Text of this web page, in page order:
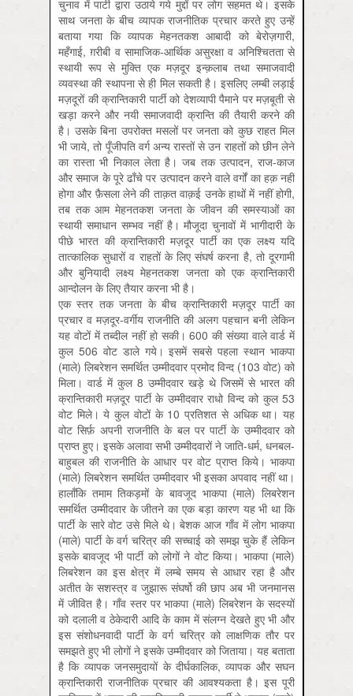
चुनाव में पार्टी द्वारा उठाये गये मुद्दों पर लोग सहमत थे। इसके
साथ जनता के बीच व्यापक राजनीतिक प्रचार करते हुए उन्हें
बताया गया कि व्यापक मेहनतकश आबादी को बेरोज़गारी,
महँगाई, ग़रीबी व सामाजिक-आर्थिक असुरक्षा व अनिश्चितता से
स्थायी रूप से मुक्ति एक मज़दूर इन्क़लाब तथा समाजवादी
व्यवस्था की स्थापना से ही मिल सकती है। इसलिए लम्बी लड़ाई
मज़दूरों की क्रान्तिकारी पार्टी को देशव्यापी पैमाने पर मज़बूती से
खड़ा करने और नयी समाजवादी क्रान्ति की तैयारी करने की
है। उसके बिना उपरोक्त मसलों पर जनता को कुछ राहत मिल
भी जाये, तो पूँजीपति वर्ग अन्य रास्तों से उन राहतों को छीन लेने
का रास्ता भी निकाल लेता है। जब तक उत्पादन, राज-काज
और समाज के पूरे ढाँचे पर उत्पादन करने वाले वर्गों का हक़ नहीं
होगा और फ़ैसला लेने की ताक़त वाक़ई उनके हाथों में नहीं होगी,
तब तक आम मेहनतकश जनता के जीवन की समस्याओं का
स्थायी समाधान सम्भव नहीं है। मौजूदा चुनावों में भागीदारी के
पीछे भारत की क्रान्तिकारी मज़दूर पार्टी का एक लक्ष्य यदि
तात्कालिक सुधारों व राहतों के लिए संघर्ष करना है, तो दूरगामी
और बुनियादी लक्ष्य मेहनतकश जनता को एक क्रान्तिकारी
आन्दोलन के लिए तैयार करना भी है।
एक स्तर तक जनता के बीच क्रान्तिकारी मज़दूर पार्टी का
प्रचार व मज़दूर-वर्गीय राजनीति की अलग पहचान बनी लेकिन
यह वोटों में तब्दील नहीं हो सकी। 600 की संख्या वाले वार्ड में
कुल 506 वोट डाले गये। इसमें सबसे पहला स्थान भाकपा
(माले) लिबरेशन समर्थित उम्मीदवार प्रमोद विन्द (103 वोट) को
मिला। वार्ड में कुल 8 उम्मीदवार खड़े थे जिसमें से भारत की
क्रान्तिकारी मज़दूर पार्टी के उम्मीदवार राधो विन्द को कुल 53
वोट मिले। ये कुल वोटों के 10 प्रतिशत से अधिक था। यह
वोट सिर्फ़ अपनी राजनीति के बल पर पार्टी के उम्मीदवार को
प्राप्त हुए। इसके अलावा सभी उम्मीदवारों ने जाति-धर्म, धनबल-
बाहुबल की राजनीति के आधार पर वोट प्राप्त किये। भाकपा
(माले) लिबरेशन समर्थित उम्मीदवार भी इसका अपवाद नहीं था।
हालाँकि तमाम तिकड़मों के बावजूद भाकपा (माले) लिबरेशन
समर्थित उम्मीदवार के जीतने का एक बड़ा कारण यह भी था कि
पार्टी के सारे वोट उसे मिले थे। बेशक आज गाँव में लोग भाकपा
(माले) पार्टी के वर्ग चरित्र की सच्चाई को समझ चुके हैं लेकिन
इसके बावजूद भी पार्टी को लोगों ने वोट किया। भाकपा (माले)
लिबरेशन का इस क्षेत्र में लम्बे समय से आधार रहा है और
अतीत के सशस्त्र व जुझारू संघर्षो की छाप अब भी जनमानस
में जीवित है। गाँव स्तर पर भाकपा (माले) लिबरेशन के सदस्यों
को दलाली व ठेकेदारी आदि के काम में संलग्न देखते हुए भी और
इस संशोधनवादी पार्टी के वर्ग चरित्र को लाक्षणिक तौर पर
समझते हुए भी लोगों ने इसके उम्मीदवार को जिताया। यह बताता
है कि व्यापक जनसमुदायों के दीर्घकालिक, व्यापक और सघन
क्रान्तिकारी राजनीतिक प्रचार की आवश्यकता है। इस पूरी